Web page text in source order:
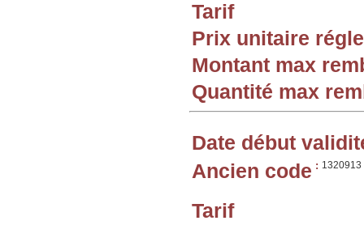
Tarif
Prix unitaire
Montant max
Quantité max
Date début
Ancien code : 1320913
Tarif